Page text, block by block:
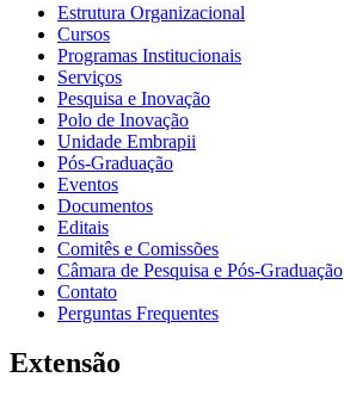
Estrutura Organizacional
Cursos
Programas Institucionais
Serviços
Pesquisa e Inovação
Polo de Inovação
Unidade Embrapii
Pós-Graduação
Eventos
Documentos
Editais
Comitês e Comissões
Câmara de Pesquisa e Pós-Graduação
Contato
Perguntas Frequentes
Extensão